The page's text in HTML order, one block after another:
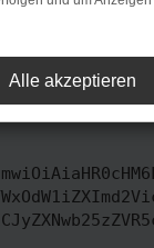
unterstützt
Du kannst uns
Alle akzeptieren